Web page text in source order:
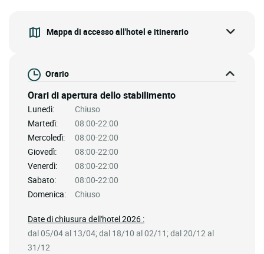
Mappa di accesso all'hotel e itinerario
Orario
Orari di apertura dello stabilimento
Lunedì:
Chiuso
Martedì:
08:00-22:00
Mercoledì:
08:00-22:00
Giovedì:
08:00-22:00
Venerdì:
08:00-22:00
Sabato:
08:00-22:00
Domenica:
Chiuso
Date di chiusura dell'hotel 2026 :
dal 05/04 al 13/04; dal 18/10 al 02/11; dal 20/12 al
31/12